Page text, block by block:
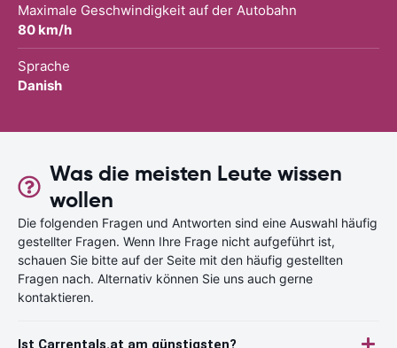
Maximale Geschwindigkeit auf der Autobahn
80 km/h
Sprache
Danish
Was die meisten Leute wissen
wollen
Die folgenden Fragen und Antworten sind eine Auswahl häufig
gestellter Fragen. Wenn Ihre Frage nicht aufgeführt ist,
schauen Sie bitte auf der Seite mit den häufig gestellten
Fragen nach. Alternativ können Sie uns auch gerne
kontaktieren.
Ist Carrentals.at am günstigsten?